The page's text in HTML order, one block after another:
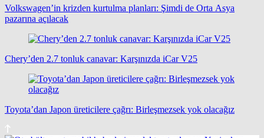
Volkswagen’in krizden kurtulma planları: Şimdi de Orta Asya
pazarına açılacak
Chery’den 2.7 tonluk canavar: Karşınızda iCar V25
Toyota’dan Japon üreticilere çağrı: Birleşmezsek yok olacağız